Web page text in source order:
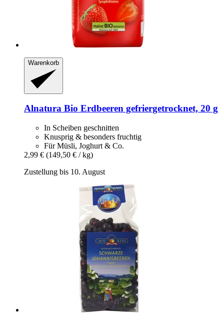
Warenkorb
Alnatura Bio Erdbeeren gefriergetrocknet, 20 g
In Scheiben geschnitten
Knusprig & besonders fruchtig
Für Müsli, Joghurt & Co.
2,99 € (149,50 € / kg)
Zustellung bis 10. August